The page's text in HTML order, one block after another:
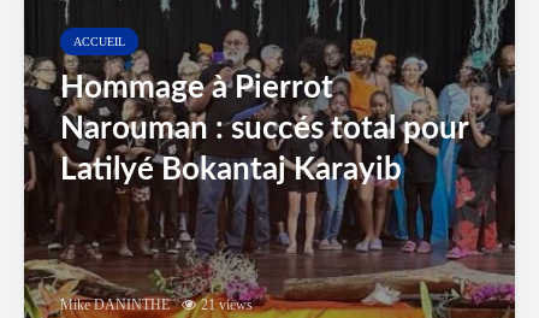
ACCUEIL
Hommage à Pierrot
Narouman : succés total pour
Latilyé Bokantaj Karayib
Mike DANINTHE 21 views